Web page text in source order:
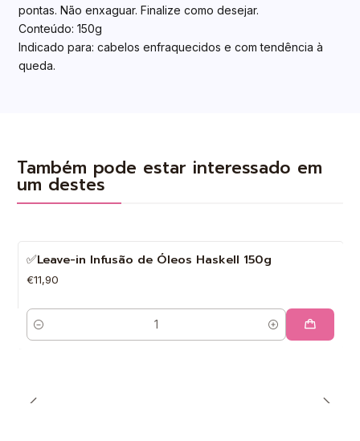
pontas. Não enxaguar. Finalize como desejar.
Conteúdo: 150g
Indicado para: cabelos enfraquecidos e com tendência à
queda.
Também pode estar interessado em
um destes
✅Leave-in Infusão de Óleos Haskell 150g
€11,90
Quantidade